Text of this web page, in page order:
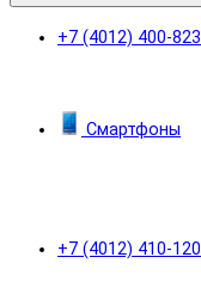
+7 (4012) 400-823
+7 (4012) 410-120
Смартфоны